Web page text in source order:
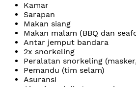
Kamar
Sarapan
Makan siang
Makan malam (BBQ dan
Antar jemput bandara
2x snorkeling
Peralatan snorkeling
Pemandu (tim selam)
Asuransi